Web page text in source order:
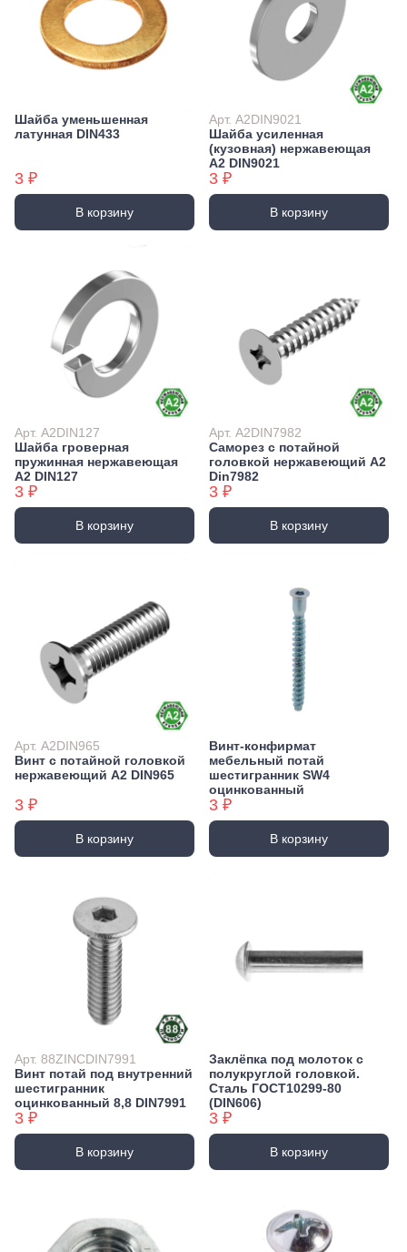
Шайба уменьшенная
латунная DIN433
3 ₽
В корзину
Арт. А2DIN9021
Шайба усиленная
(кузовная) нержавеющая
А2 DIN9021
3 ₽
В корзину
Арт. А2DIN127
Шайба гроверная
пружинная нержавеющая
А2 DIN127
3 ₽
В корзину
Арт. А2DIN7982
Саморез с потайной
головкой нержавеющий А2
Din7982
3 ₽
В корзину
Арт. А2DIN965
Винт с потайной головкой
нержавеющий А2 DIN965
3 ₽
В корзину
Винт-конфирмат
мебельный потай
шестигранник SW4
оцинкованный
3 ₽
В корзину
Арт. 88ZINCDIN7991
Винт потай под внутренний
шестигранник
оцинкованный 8,8 DIN7991
3 ₽
В корзину
Заклёпка под молоток с
полукруглой головкой.
Сталь ГОСТ10299-80
(DIN606)
3 ₽
В корзину